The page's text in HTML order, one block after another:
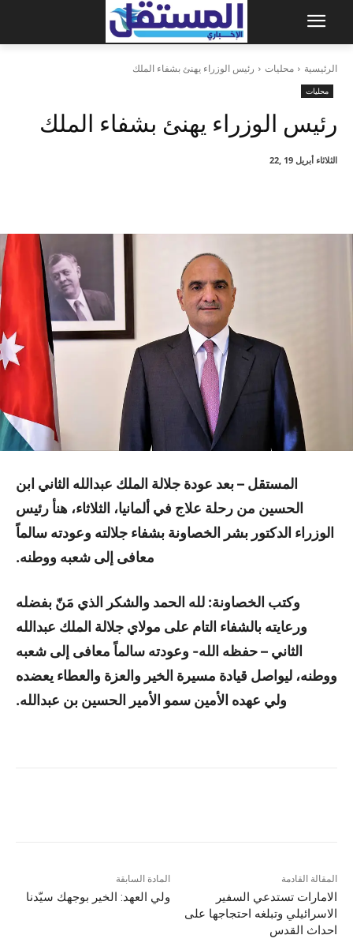
الرئيسية محليات رئيس الوزراء يهنئ بشفاء الملك
محليات
رئيس الوزراء يهنئ بشفاء الملك
الثلاثاء أبريل 19 ,22
المستقل –بعد عودة جلالة الملك عبدالله الثاني ابن
الحسين من رحلة علاج في ألمانيا، الثلاثاء، هنأ رئيس
الوزراء الدكتور بشر الخصاونة بشفاء جلالته وعودته سالماً
معافى إلى شعبه ووطنه.
وكتب الخصاونة: ‏لله الحمد والشكر الذي مَنّ بفضله
ورعايته بالشفاء التام على مولاي جلالة الملك عبدالله
الثاني – حفظه الله- وعودته سالماً معافى إلى شعبه
ووطنه، ليواصل قيادة مسيرة الخير والعزة والعطاء يعضده
ولي عهده الأمين سمو الأمير الحسين بن عبدالله.
المادة السابقة
ولي العهد: الخير بوجهك سيّدنا
المقالة القادمة
الامارات تستدعي السفير
الاسرائيلي وتبلغه احتجاجها على
احداث القدس